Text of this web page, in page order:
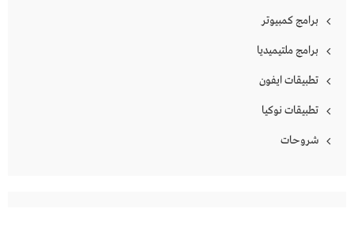
برامج كمبيوتر
برامج ملتيميديا
تطبيقات ايفون
تطبيقات نوكيا
شروحات